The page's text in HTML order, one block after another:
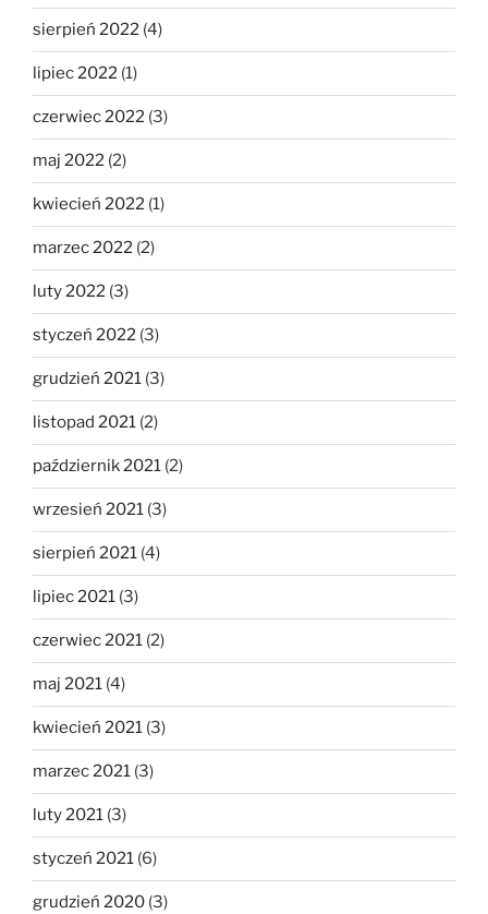
sierpień 2022 (4)
lipiec 2022 (1)
czerwiec 2022 (3)
maj 2022 (2)
kwiecień 2022 (1)
marzec 2022 (2)
luty 2022 (3)
styczeń 2022 (3)
grudzień 2021 (3)
listopad 2021 (2)
październik 2021 (2)
wrzesień 2021 (3)
sierpień 2021 (4)
lipiec 2021 (3)
czerwiec 2021 (2)
maj 2021 (4)
kwiecień 2021 (3)
marzec 2021 (3)
luty 2021 (3)
styczeń 2021 (6)
grudzień 2020 (3)